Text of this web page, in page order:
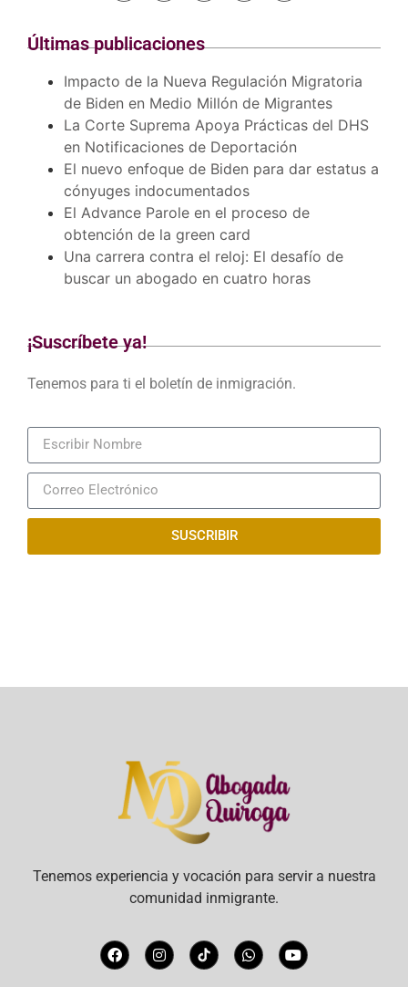
Últimas publicaciones
Impacto de la Nueva Regulación Migratoria
de Biden en Medio Millón de Migrantes
La Corte Suprema Apoya Prácticas del DHS
en Notificaciones de Deportación
El nuevo enfoque de Biden para dar estatus a
cónyuges indocumentados
El Advance Parole en el proceso de
obtención de la green card
Una carrera contra el reloj: El desafío de
buscar un abogado en cuatro horas
¡Suscríbete ya!
Tenemos para ti el boletín de inmigración.
SUSCRIBIR
Tenemos experiencia y vocación para servir a nuestra
comunidad inmigrante.